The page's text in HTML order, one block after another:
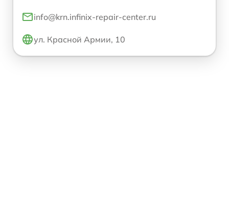
info@krn.infinix-repair-center.ru
ул. Красной Армии, 10